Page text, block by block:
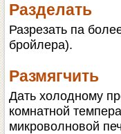
Разделать
Разрезать па
бройлера).
Размягчить
Дать холодному
комнатной
микроволновой